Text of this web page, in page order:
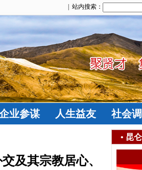
| 站内搜索：
业参谋 人生益友 社会
及其宗教居心、
• 昆